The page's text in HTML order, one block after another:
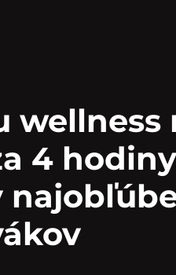
wellness
4